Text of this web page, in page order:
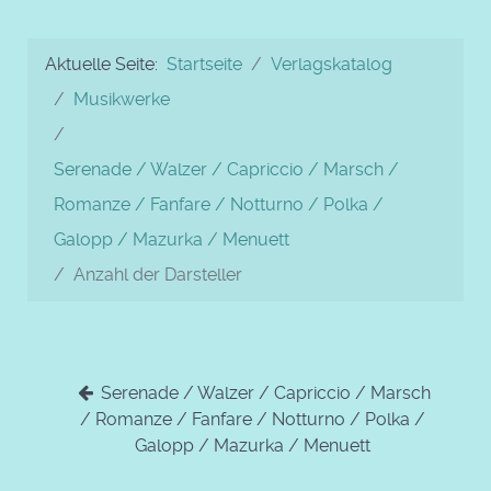
Aktuelle Seite: Startseite
Verlagskatalog
Musikwerke
Serenade / Walzer / Capriccio / Marsch /
Romanze / Fanfare / Notturno / Polka /
Galopp / Mazurka / Menuett
Anzahl der Darsteller
Serenade / Walzer / Capriccio / Marsch
/ Romanze / Fanfare / Notturno / Polka /
Galopp / Mazurka / Menuett